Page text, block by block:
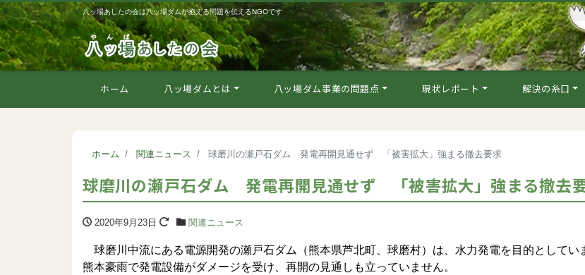
八ッ場あしたの会は八ッ場ダムが抱える問題を伝えるNGOです
ホーム 八ッ場ダムとは 八ッ場ダム事業の問題点 現状レポート 解決の糸口
ホーム 関連ニュース 球磨川の瀬戸石ダム 発電再開見通せず 「被害拡大」強まる撤去要求
球磨川の瀬戸石ダム 発電再開見通せず 「被害拡大」強まる撤去
2020年9月23日 関連ニュース
球磨川中流にある電源開発の瀬戸石ダム（熊本県芦北町、球磨村）は、水力発電を目的としてい
熊本豪雨で発電設備がダメージを受け、再開の見通しも立っていません。